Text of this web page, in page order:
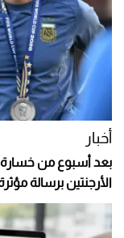
أخبار
بعد أسبوع من خسارة
الأرجنتين برسالة